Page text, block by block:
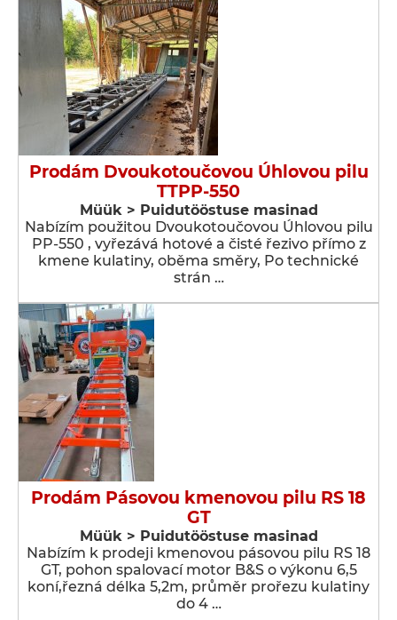
Prodám Dvoukotoučovou Úhlovou pilu
TTPP-550
Müük > Puidutööstuse masinad
Nabízím použitou Dvoukotoučovou Úhlovou pilu
PP-550 , vyřezává hotové a čisté řezivo přímo z
kmene kulatiny, oběma směry, Po technické
strán …
Prodám Pásovou kmenovou pilu RS 18
GT
Müük > Puidutööstuse masinad
Nabízím k prodeji kmenovou pásovou pilu RS 18
GT, pohon spalovací motor B&S o výkonu 6,5
koní,řezná délka 5,2m, průměr prořezu kulatiny
do 4 …